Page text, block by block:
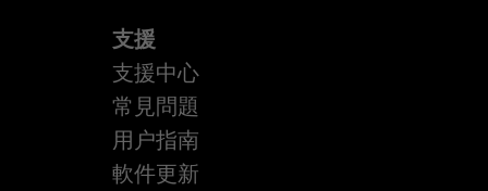
支援
支援中心
常見問題
用户指南
軟件更新